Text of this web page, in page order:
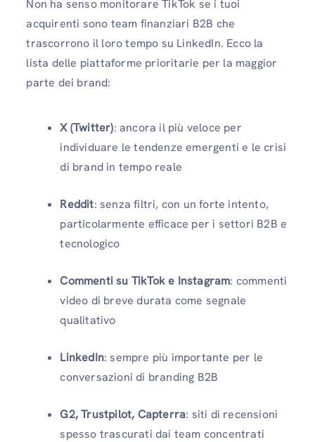
Non ha senso monitorare TikTok se i tuoi
acquirenti sono team finanziari B2B che
trascorrono il loro tempo su LinkedIn. Ecco la
lista delle piattaforme prioritarie per la maggior
parte dei brand:
X (Twitter): ancora il più veloce per
individuare le tendenze emergenti e le crisi
di brand in tempo reale
Reddit: senza filtri, con un forte intento,
particolarmente efficace per i settori B2B e
tecnologico
Commenti su TikTok e Instagram: commenti
video di breve durata come segnale
qualitativo
LinkedIn: sempre più importante per le
conversazioni di branding B2B
G2, Trustpilot, Capterra: siti di recensioni
spesso trascurati dai team concentrati